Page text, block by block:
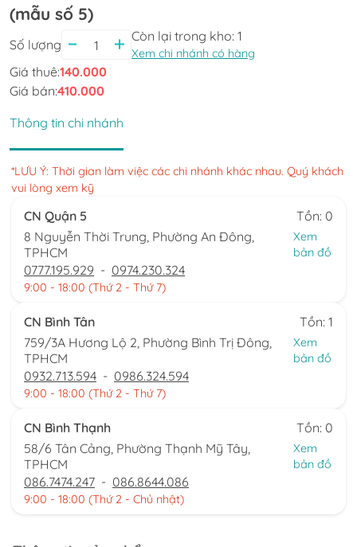
(mẫu số 5)
Số lượng
Còn lại trong kho: 1
Xem chi nhánh có hàng
Giá thuê:140.000
Giá bán:410.000
Thông tin chi nhánh
*LƯU Ý: Thời gian làm việc các chi nhánh khác nhau. Quý khách
vui lòng xem kỹ
CN Quận 5
Tồn: 0
8 Nguyễn Thời Trung, Phường An Đông,
TPHCM
Xem
bản đồ
0777.195.929 - 0974.230.324
9:00 - 18:00 (Thứ 2 - Thứ 7)
CN Bình Tân
Tồn: 1
759/3A Hương Lộ 2, Phường Bình Trị Đông,
TPHCM
Xem
bản đồ
0932.713.594 - 0986.324.594
9:00 - 18:00 (Thứ 2 - Thứ 7)
CN Bình Thạnh
Tồn: 0
58/6 Tân Cảng, Phường Thạnh Mỹ Tây,
TPHCM
Xem
bản đồ
086.7474.247 - 086.8644.086
9:00 - 18:00 (Thứ 2 - Chủ nhật)